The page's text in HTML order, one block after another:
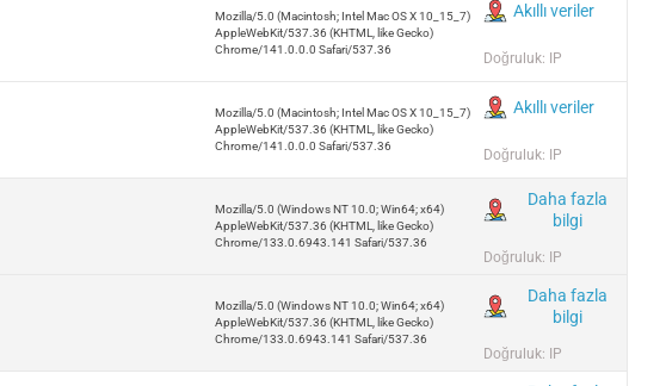
Mozilla/5.0 (Macintosh; Intel Mac OS X 10_15_7)
AppleWebKit/537.36 (KHTML, like Gecko)
Chrome/141.0.0.0 Safari/537.36
Akıllı veriler
Doğruluk: IP
Mozilla/5.0 (Macintosh; Intel Mac OS X 10_15_7)
AppleWebKit/537.36 (KHTML, like Gecko)
Chrome/141.0.0.0 Safari/537.36
Akıllı veriler
Doğruluk: IP
Mozilla/5.0 (Windows NT 10.0; Win64; x64)
AppleWebKit/537.36 (KHTML, like Gecko)
Chrome/133.0.6943.141 Safari/537.36
Daha fazla
bilgi
Doğruluk: IP
Mozilla/5.0 (Windows NT 10.0; Win64; x64)
AppleWebKit/537.36 (KHTML, like Gecko)
Chrome/133.0.6943.141 Safari/537.36
Daha fazla
bilgi
Doğruluk: IP